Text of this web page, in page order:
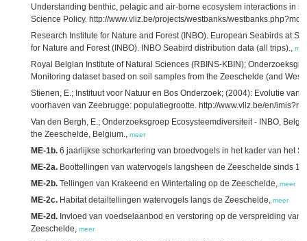
Understanding benthic, pelagic and air-borne ecosystem interactions in
Science Policy. http://www.vliz.be/projects/westbanks/
Research Institute for Nature and Forest (INBO). European Seabirds at
for Nature and Forest (INBO). INBO Seabird distribution data (all trips).,
Royal Belgian Institute of Natural Sciences (RBINS-KBIN);
Monitoring dataset based on soil samples from the Zeeschelde (and
Stienen, E.; Instituut voor Natuur en Bos Onderzoek; (2004): Evolutie van
voorhaven van Zeebrugge: populatiegrootte. http://www.vliz.be/en/
Van den Bergh, E.; Onderzoeksgroep Ecosysteemdiversiteit - INBO,
the Zeeschelde, Belgium., meer
ME-1b. 6 jaarlijkse schorkartering van broedvogels in het kader van het
ME-2a. Boottellingen van watervogels langsheen de Zeeschelde sinds
ME-2b. Tellingen van Krakeend en Wintertaling op de Zeeschelde, meer
ME-2c. Habitat detailtellingen watervogels langs de Zeeschelde, meer
ME-2d. Invloed van voedselaanbod en verstoring op de verspreiding van
Zeeschelde, meer